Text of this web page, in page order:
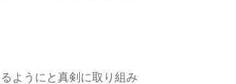
ようにと真剣に取り組み